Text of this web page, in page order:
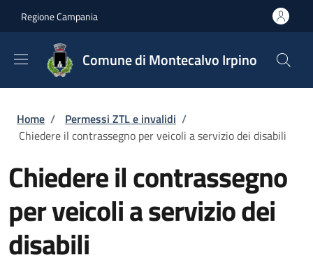
Regione Campania
Comune di Montecalvo Irpino
Briciole di pane
Home / Permessi ZTL e invalidi /
Chiedere il contrassegno per veicoli a servizio dei disabili
Chiedere il contrassegno
per veicoli a servizio dei
disabili